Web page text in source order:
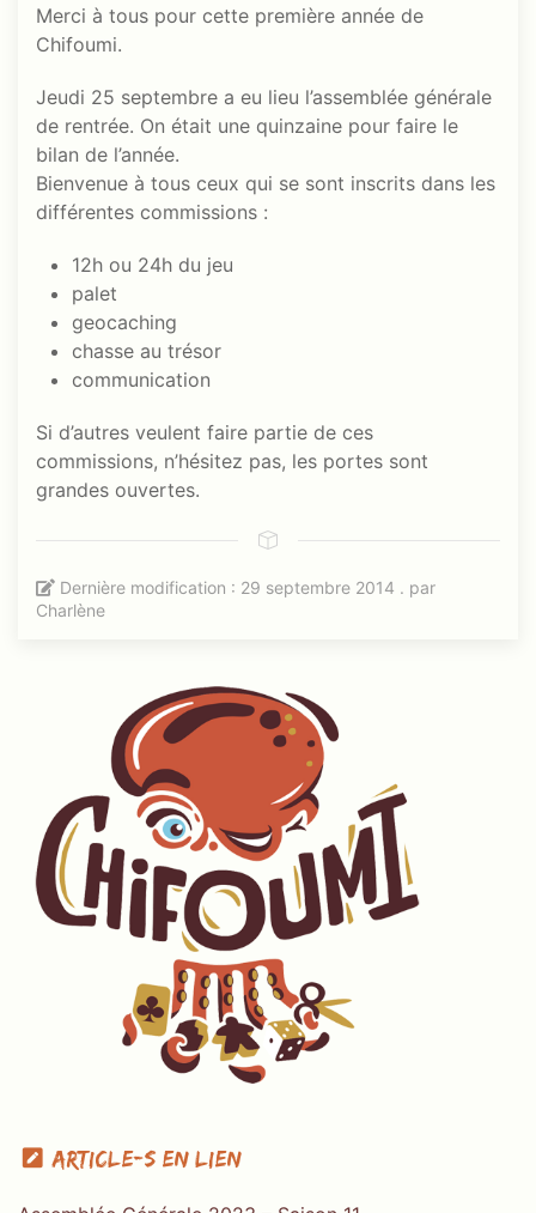
Merci à tous pour cette première année de
Chifoumi.
Jeudi 25 septembre a eu lieu l’assemblée générale
de rentrée. On était une quinzaine pour faire le
bilan de l’année.
Bienvenue à tous ceux qui se sont inscrits dans les
différentes commissions :
12h ou 24h du jeu
palet
geocaching
chasse au trésor
communication
Si d’autres veulent faire partie de ces
commissions, n’hésitez pas, les portes sont
grandes ouvertes.
Dernière modification : 29 septembre 2014 . par
Charlène
Article-s en lien